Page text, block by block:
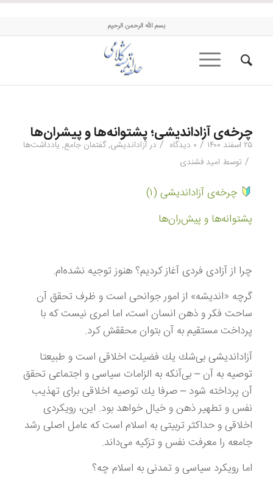
حلقه اندیشه کلامی
بسم الله الرحمن الرحیم
چرخه‌ی آزاداندیشی؛ پشتوانه‌ها و پیشران‌ها
۲۵ اسفند ۱۴۰۰ / ۰ دیدگاه / در آزاداندیشی,گفتمان جامع, یادداشت‌ها
/ توسط امید فشندی
چرخه‌ی آزاداندیشی (۱)
پشتوانه‌ها و پیش‌ران‌ها
چرا از آزادی فردی آغاز كردیم؟ هنوز توجیه نشده‌ام.
گرچه «اندیشه» از امور جوانحی است و ظرف تحقق آن
ساحت فكر و ذهن انسان است، اما امری نیست كه با
پرداخت مستقیم به آن بتوان محققش كرد.
آزاداندیشی بی‌شك یك فضیلت اخلاقی است و طبیعتا
توصیه به آن – بی‌آنكه به الزامات سیاسی و اجتماعی تحقق
آن پرداخته شود – صرفا یك توصیه اخلاقی برای تهذیب
نفس و تطهیر ذهن و خیال خواهد بود. این، رویكردی
اخلاقی و حداكثر تربیتی به اسلام است كه عامل اصلی رشد
جامعه را معرفت نفس و تزكیه می‌داند.
اما رویكرد سیاسی و تمدنی به اسلام چه؟